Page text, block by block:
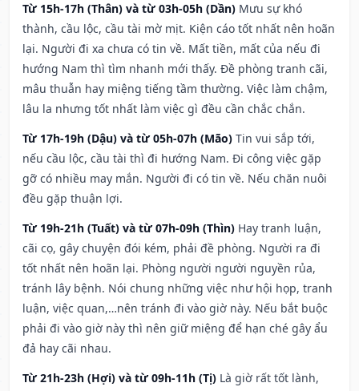
Từ 15h-17h (Thân) và từ 03h-05h (Dần) Mưu sự khó
thành, cầu lộc, cầu tài mờ mịt. Kiện cáo tốt nhất nên hoãn
lại. Người đi xa chưa có tin về. Mất tiền, mất của nếu đi
hướng Nam thì tìm nhanh mới thấy. Đề phòng tranh cãi,
mâu thuẫn hay miệng tiếng tầm thường. Việc làm chậm,
lâu la nhưng tốt nhất làm việc gì đều cần chắc chắn.
Từ 17h-19h (Dậu) và từ 05h-07h (Mão) Tin vui sắp tới,
nếu cầu lộc, cầu tài thì đi hướng Nam. Đi công việc gặp
gỡ có nhiều may mắn. Người đi có tin về. Nếu chăn nuôi
đều gặp thuận lợi.
Từ 19h-21h (Tuất) và từ 07h-09h (Thìn) Hay tranh luận,
cãi cọ, gây chuyện đói kém, phải đề phòng. Người ra đi
tốt nhất nên hoãn lại. Phòng người người nguyền rủa,
tránh lây bệnh. Nói chung những việc như hội họp, tranh
luận, việc quan,…nên tránh đi vào giờ này. Nếu bắt buộc
phải đi vào giờ này thì nên giữ miệng để hạn ché gây ẩu
đả hay cãi nhau.
Từ 21h-23h (Hợi) và từ 09h-11h (Tị) Là giờ rất tốt lành,